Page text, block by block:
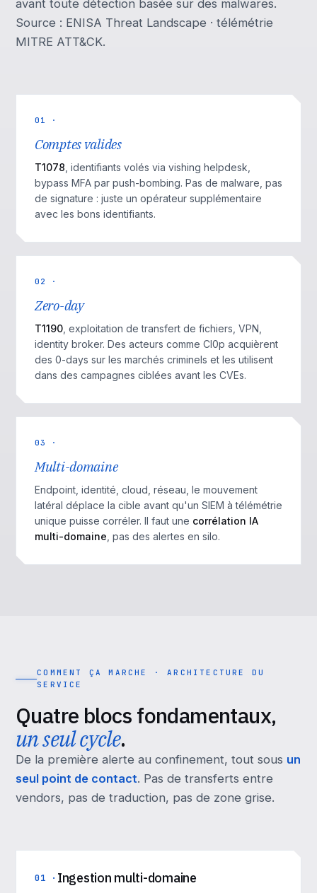
avant toute détection basée sur des malwares.
Source : ENISA Threat Landscape · télémétrie
MITRE ATT&CK.
01 ·
Comptes valides
T1078 , identifiants volés via vishing helpdesk,
bypass MFA par push-bombing. Pas de malware, pas
de signature : juste un opérateur supplémentaire
avec les bons identifiants.
02 ·
Zero-day
T1190 , exploitation de transfert de fichiers, VPN,
identity broker. Des acteurs comme Cl0p acquièrent
des 0-days sur les marchés criminels et les utilisent
dans des campagnes ciblées avant les CVEs.
03 ·
Multi-domaine
Endpoint, identité, cloud, réseau, le mouvement
latéral déplace la cible avant qu'un SIEM à télémétrie
unique puisse corréler. Il faut une corrélation IA
multi-domaine , pas des alertes en silo.
COMMENT ÇA MARCHE · ARCHITECTURE DU
SERVICE
Quatre blocs fondamentaux,
un seul cycle.
De la première alerte au confinement, tout sous un
seul point de contact. Pas de transferts entre
vendors, pas de traduction, pas de zone grise.
01 · Ingestion multi-domaine